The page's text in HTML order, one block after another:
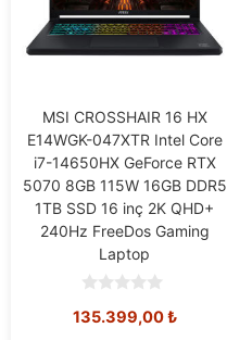
MSI CROSSHAIR 16 HX
E14WGK-047XTR Intel Core
i7-14650HX GeForce RTX
5070 8GB 115W 16GB DDR5
1TB SSD 16 inç 2K QHD+
240Hz FreeDos Gaming
Laptop
o
135.399,00₺